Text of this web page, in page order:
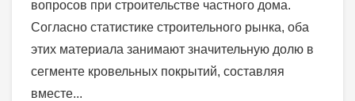
вопросов при строительстве частного дома.
Согласно статистике строительного рынка, оба
этих материала занимают значительную долю в
сегменте кровельных покрытий, составляя
вместе...